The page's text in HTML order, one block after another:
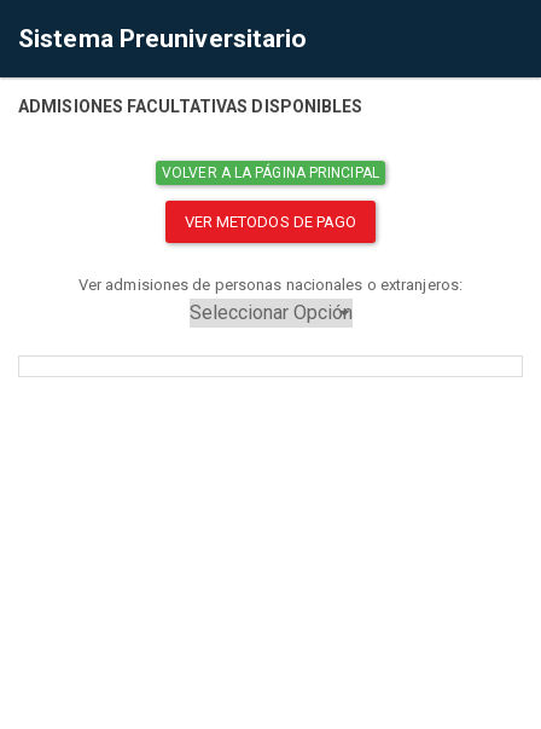
Sistema Preuniversitario
ADMISIONES FACULTATIVAS DISPONIBLES
VOLVER A LA PÁGINA PRINCIPAL
VER METODOS DE PAGO
Ver admisiones de personas nacionales o extranjeros: